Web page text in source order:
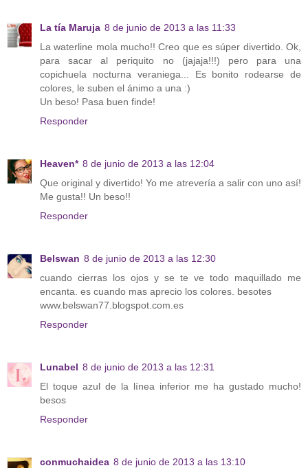
La tía Maruja 8 de junio de 2013 a las 11:33
La waterline mola mucho!! Creo que es súper divertido. Ok,
para sacar al periquito no (jajaja!!!) pero para una
copichuela nocturna veraniega... Es bonito rodearse de
colores, le suben el ánimo a una :)
Un beso! Pasa buen finde!
Responder
Heaven* 8 de junio de 2013 a las 12:04
Que original y divertido! Yo me atrevería a salir con uno así!
Me gusta!! Un beso!!
Responder
Belswan 8 de junio de 2013 a las 12:30
cuando cierras los ojos y se te ve todo maquillado me
encanta. es cuando mas aprecio los colores. besotes
www.belswan77.blogspot.com.es
Responder
Lunabel 8 de junio de 2013 a las 12:31
El toque azul de la línea inferior me ha gustado mucho!
besos
Responder
conmuchaidea 8 de junio de 2013 a las 13:10